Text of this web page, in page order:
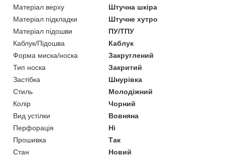
Матеріал верху
Штучна шкіра
Матеріал підкладки
Штучне хутро
Матеріал підошви
ПУ/ТПУ
Каблук/Підошва
Каблук
Форма миска/носка
Закруглений
Тип носка
Закритий
Застібка
Шнурівка
Стиль
Молодіжний
Колір
Чорний
Вид устілки
Вовняна
Перфорація
Ні
Прошивка
Так
Стан
Новий